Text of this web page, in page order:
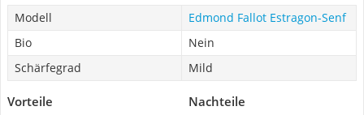
Modell
Edmond Fallot Estragon-Senf
Bio
Nein
Schärfegrad
Mild
Vorteile Nachteile